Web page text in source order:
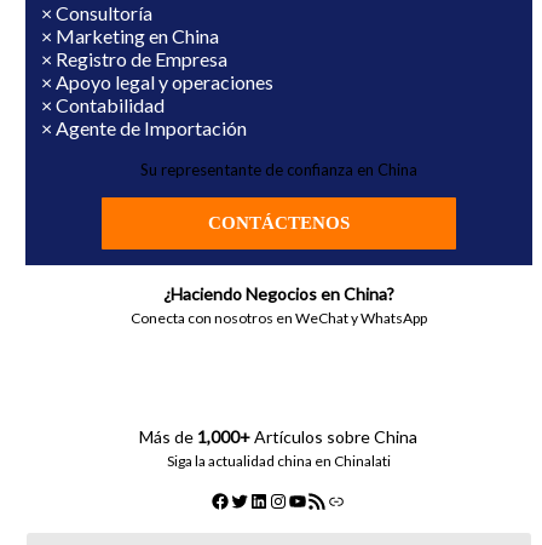
× Consultoría
× Marketing en China
× Registro de Empresa
× Apoyo legal y operaciones
× Contabilidad
× Agente de Importación
Su representante de confianza en China
CONTÁCTENOS
¿Haciendo Negocios en China?
Conecta con nosotros en WeChat y WhatsApp
Más de 1,000+Artículos sobre China
Siga la actualidad china en Chinalati